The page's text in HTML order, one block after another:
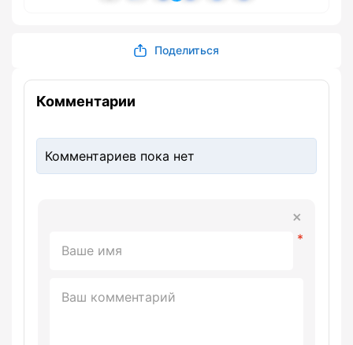
Поделиться
Комментарии
Комментариев пока нет